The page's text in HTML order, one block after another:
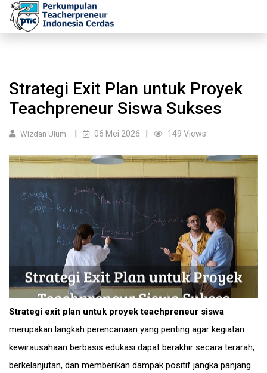
Strategi Exit Plan untuk Proyek
Teachpreneur Siswa Sukses
Wizdan Ulum 06 Mei 2026 149 Views
Strategi exit plan untuk proyek teachpreneur siswa
merupakan langkah perencanaan yang penting agar kegiatan
kewirausahaan berbasis edukasi dapat berakhir secara terarah,
berkelanjutan, dan memberikan dampak positif jangka panjang.